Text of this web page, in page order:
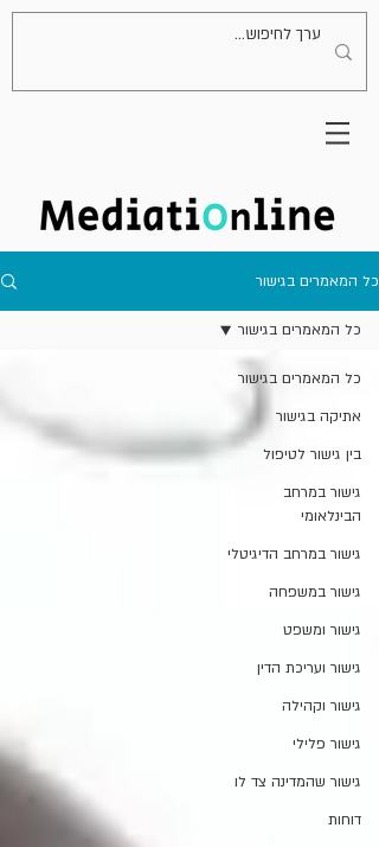
כל המאמרים בגישור
כל המאמרים בגישור
אתיקה בגישור
בין גישור לטיפול
גישור במרחב
הבינלאומי
גישור במרחב הדיגיטלי
גישור במשפחה
גישור ומשפט
גישור ועריכת הדין
גישור וקהילה
גישור פלילי
גישור שהמדינה צד לו
דוחות
כל המאמרים בגישור